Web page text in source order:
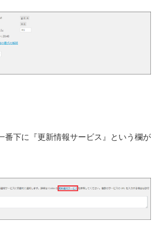
番下に『更新情報サービス』という欄が